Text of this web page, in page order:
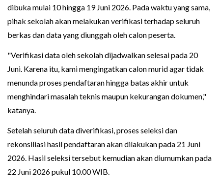
dibuka mulai 10 hingga 19 Juni 2026. Pada waktu yang sama,
pihak sekolah akan melakukan verifikasi terhadap seluruh
berkas dan data yang diunggah oleh calon peserta.
"Verifikasi data oleh sekolah dijadwalkan selesai pada 20
Juni. Karena itu, kami mengingatkan calon murid agar tidak
menunda proses pendaftaran hingga batas akhir untuk
menghindari masalah teknis maupun kekurangan dokumen,"
katanya.
Setelah seluruh data diverifikasi, proses seleksi dan
rekonsiliasi hasil pendaftaran akan dilakukan pada 21 Juni
2026. Hasil seleksi tersebut kemudian akan diumumkan pada
22 Juni 2026 pukul 10.00 WIB.